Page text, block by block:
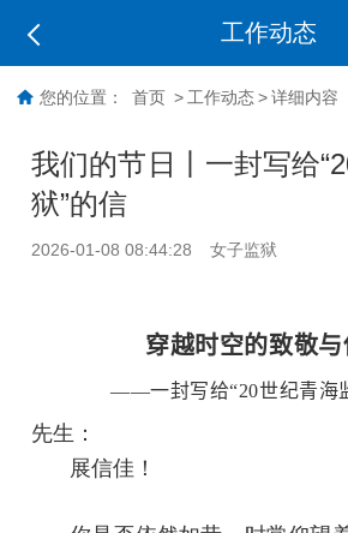
工作动态
您的位置： 首页 > 工作动态 > 详细内容
我们的节日丨一封写给
狱”的信
2026-01-08 08:44:28 女子监狱
穿越时空的致敬
——一封写给“20世纪青海
先生：
展信佳！